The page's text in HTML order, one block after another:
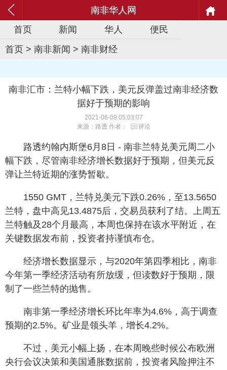
南非华人网
首页
新闻 华人
便民
首页 > 南非新闻 > 南非财经
南非汇市：兰特小幅下跌，美元反弹盖过南非经济数
据好于预期的影响
2021-06-09 05:03:07
来源：路透 作者：
评论
路透约翰内斯堡6月8日 - 南非兰特兑美元周二小
幅下跌，尽管南非经济增长数据好于预期，但美元反
弹让兰特近期的涨势暂歇。
1550 GMT，兰特兑美元下跌0.26%，至13.5650
兰特，盘中高见13.4875后，交易员获利了结。上周五
兰特触及28个月最高，本周也保持在该水平附近，在
关键数据发布前，投资者持谨慎布仓。
经济增长数据显示，与2020年第四季相比，南非
今年第一季经济活动有所放缓，但读数好于预期，限
制了一些兰特的抛售。
南非第一季经济增长环比年率为4.6%，高于调查
预期的2.5%。矿业是领头羊，增长4.2%。
不过，美元小幅上扬，在本周晚些时候公布欧洲
央行会议决策和美国通胀数据前，投资者风险押注不